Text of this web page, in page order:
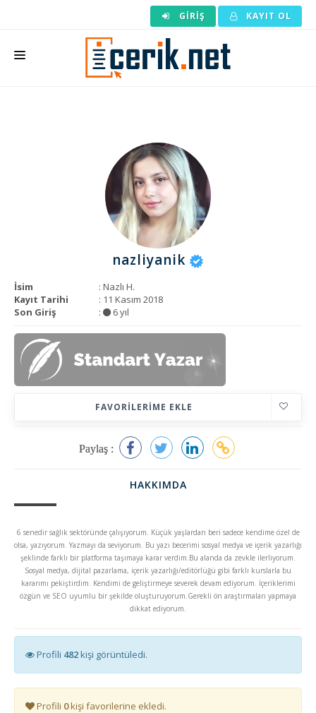
GIRIŞ KAYIT OL
KURUMSAL
nazliyanik
İsim
: Nazlı H.
Kayıt Tarihi
: 11 Kasım 2018
Son Giriş
: 6 yıl
FAVORILERIME EKLE
Paylaş :
HAKKIMDA
6 senedir sağlık sektöründe çalışıyorum. Küçük yaşlardan beri sadece kendime özel de
olsa, yazıyorum. Yazmayı da seviyorum. Bu yazı becerimi sosyal medya ve içerik yazarlığı
şeklinde farklı bir platforma taşımaya karar verdim.Bu alanda da zevkle ilerliyorum.
Sosyal medya, dijital pazarlama, içerik yazarlığı/editörlüğü gibi farklı kurslarla bu
kararımı pekiştirdim. Kendimi de geliştirmeye severek devam ediyorum. İçeriklerimi
özgün ve SEO uyumlu bir şekilde oluşturuyorum.Gerekli ön araştırmaları yapmaya
dikkat ediyorum.
Profili 482kişi görüntüledi.
Profili 0kişi favorilerine ekledi.